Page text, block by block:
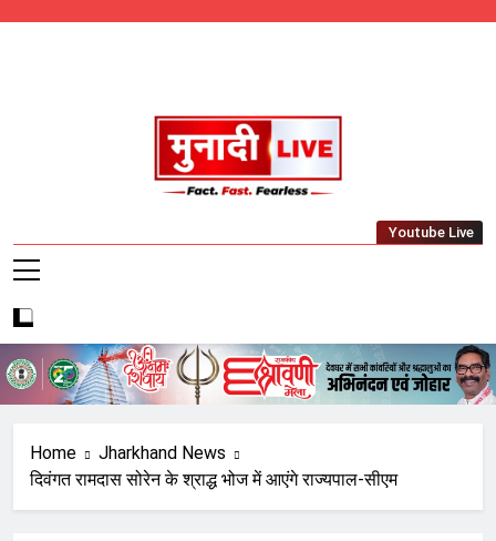
Munadi Live – Jharkhand's Leading Local
Youtube Live
Home
Jharkhand News
दिवंगत रामदास सोरेन के श्राद्ध भोज में आएंगे राज्यपाल-सीएम